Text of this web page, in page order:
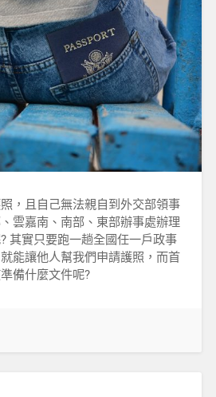
，且自己無法親自到外交部領事
雲嘉南、南部、東部辦事處辦理
其實只要跑一趟全國任一戶政事
能讓他人幫我們申請護照，而首
備什麼文件呢?